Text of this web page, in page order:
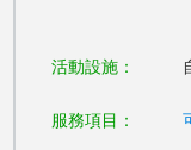
活動設施：
服務項目：